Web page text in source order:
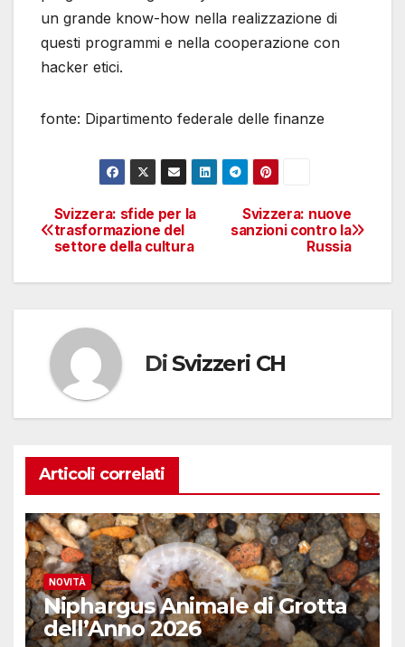
un grande know-how nella realizzazione di
questi programmi e nella cooperazione con
hacker etici.
fonte: Dipartimento federale delle finanze
Navigazione
articoli
Svizzera: nuove
sanzioni contro la
Russia
Svizzera: sfide per la
trasformazione del
settore della cultura
Di Svizzeri CH
Articoli correlati
NOVITÀ
Niphargus Animale di Grotta
dell’Anno 2026